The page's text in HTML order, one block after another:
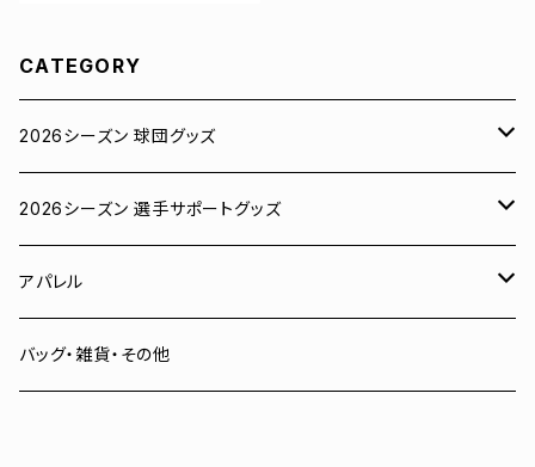
CATEGORY
2026シーズン 球団グッズ
ユニフォーム
Tシャツ
スウェット
2026シーズン 選手サポートグッズ
# 00 蓮
# 0 岡田竜汰
アパレル
スウェット・パーカー
バッグ・雑貨・その他